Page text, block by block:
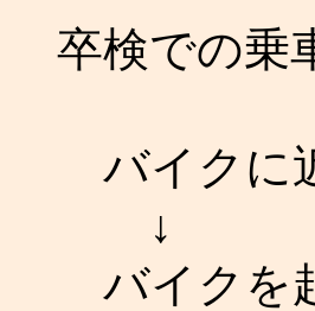
卒検での乗
バイクに
↓
バイクを